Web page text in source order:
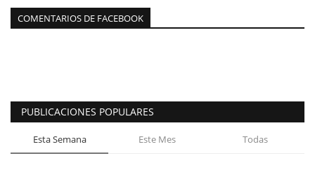
COMENTARIOS DE FACEBOOK
PUBLICACIONES POPULARES
Esta Semana Este Mes Todas